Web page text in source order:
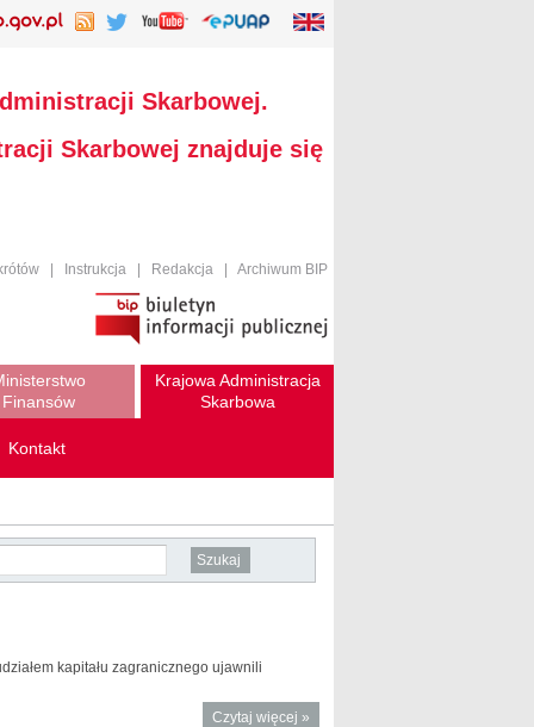
Skarbowej.
Skarbowej znajduje się
Instrukcja Redakcja Archiwum BIP
Finansów
Krajowa Administracja
Skarbowa
Kontakt
kapitału zagranicznego ujawnili
Czytaj więcej o Opolska
»